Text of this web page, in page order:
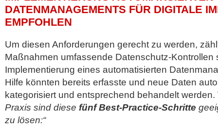
DATENMANAGEMENTS FÜR DIGITALE
EMPFOHLEN
Um diesen Anforderungen gerecht zu werden,
Maßnahmen umfassende Datenschutz-Kontrollen
Implementierung eines automatisierten
Hilfe könnten bereits erfasste und neue Daten
kategorisiert und entsprechend behandelt werden.
Praxis sind diese fünf Best-Practice-Schritte
zu lösen:“